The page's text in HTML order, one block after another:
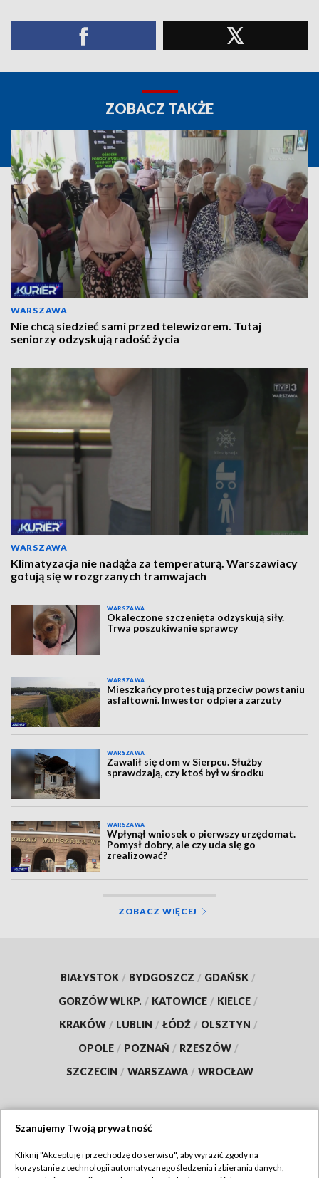
ZOBACZ TAKŻE
WARSZAWA
Nie chcą siedzieć sami przed telewizorem. Tutaj
seniorzy odzyskują radość życia
WARSZAWA
Klimatyzacja nie nadąża za temperaturą. Warszawiacy
gotują się w rozgrzanych tramwajach
WARSZAWA
Okaleczone szczenięta odzyskują siły.
Trwa poszukiwanie sprawcy
WARSZAWA
Mieszkańcy protestują przeciw powstaniu
asfaltowni. Inwestor odpiera zarzuty
WARSZAWA
Zawalił się dom w Sierpcu. Służby
sprawdzają, czy ktoś był w środku
WARSZAWA
Wpłynął wniosek o pierwszy urzędomat.
Pomysł dobry, ale czy uda się go
zrealizować?
ZOBACZ WIĘCEJ
BIAŁYSTOK / BYDGOSZCZ / GDAŃSK /
GORZÓW WLKP. / KATOWICE / KIELCE /
KRAKÓW / LUBLIN / ŁÓDŹ / OLSZTYN /
OPOLE / POZNAŃ / RZESZÓW /
SZCZECIN / WARSZAWA / WROCŁAW
TVP
Szanujemy Twoją prywatność
Kliknij "Akceptuję i przechodzę do serwisu", aby wyrazić zgody na
korzystanie z technologii automatycznego śledzenia i zbierania danych,